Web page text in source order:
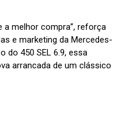
a melhor compra”, reforça
e marketing da Mercedes-
do 450 SEL 6.9, essa
arrancada de um clássico